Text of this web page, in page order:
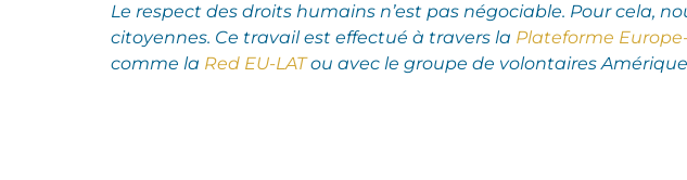
Le respect des droits humains n’est pas négociable. Pour cela,
citoyennes. Ce travail est effectué à travers la Plateforme
comme la Red EU-LATou avec le groupe de volontaires